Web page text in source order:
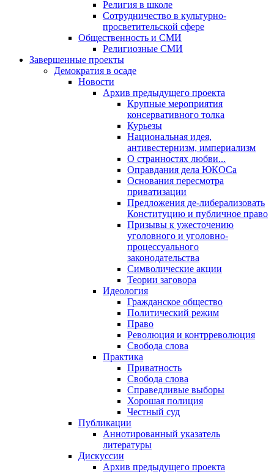
Религия в школе
Сотрудничество в культурно-
просветительской сфере
Общественность и СМИ
Религиозные СМИ
Завершенные проекты
Демократия в осаде
Новости
Архив предыдущего проекта
Крупные мероприятия
консервативного толка
Курьезы
Национальная идея,
антивестернизм, империализм
О странностях любви...
Оправдания дела ЮКОСа
Основания пересмотра
приватизации
Предложения де-либерализовать
Конституцию и публичное право
Призывы к ужесточению
уголовного и уголовно-
процессуального
законодательства
Символические акции
Теории заговора
Идеология
Гражданское общество
Политический режим
Право
Революция и контрреволюция
Свобода слова
Практика
Приватность
Свобода слова
Справедливые выборы
Хорошая полиция
Честный суд
Публикации
Аннотированный указатель
литературы
Дискуссии
Архив предыдущего проекта